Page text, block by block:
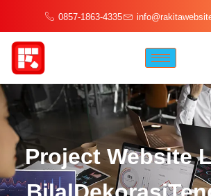
0857-1863-4335
Project Website